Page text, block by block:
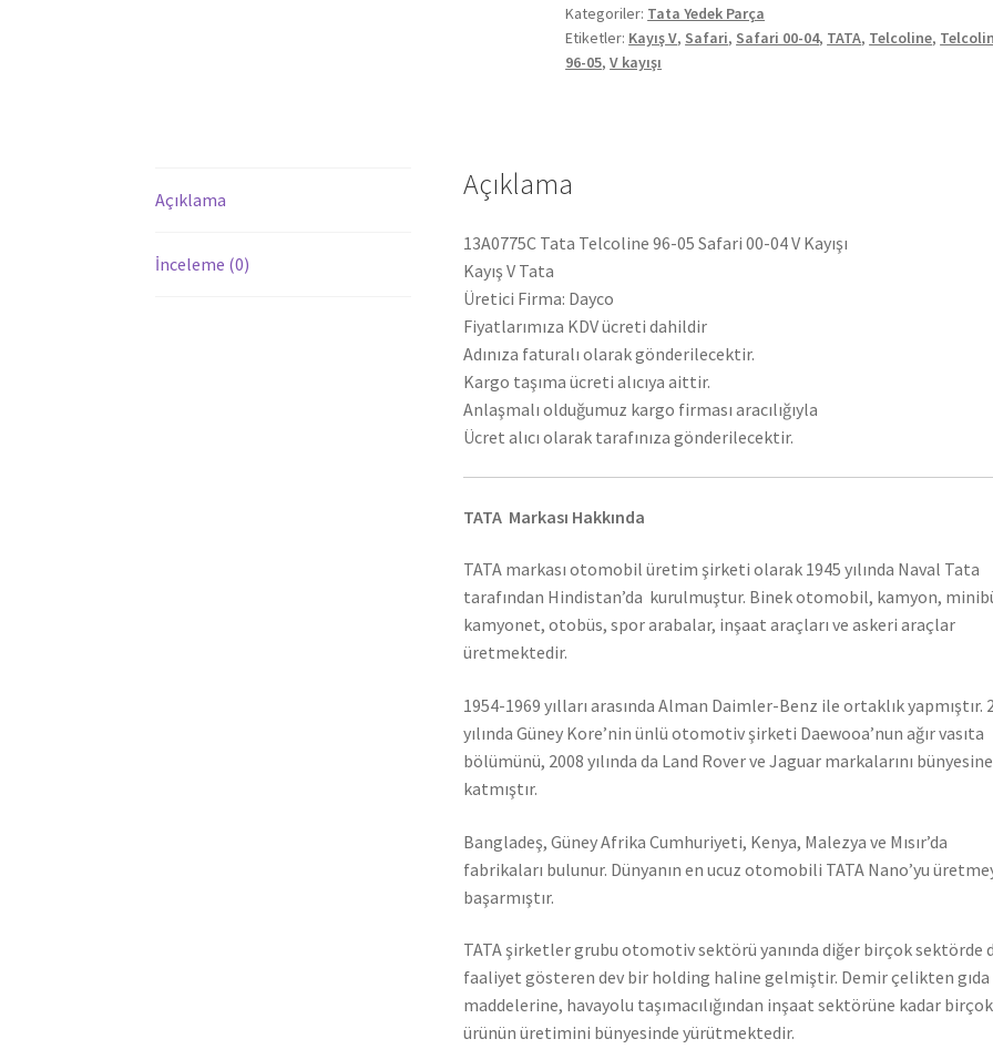
00-
04
V
Kategoriler: Tata Yedek Parça
Etiketler: Kayış V, Safari, Safari 00-04, TATA, Telcoline,
96-05,V kayışı
Açıklama
İnceleme (0)
Açıklama
13A0775C Tata Telcoline 96-05 Safari 00-04 V Kayışı
Kayış V Tata
Üretici Firma: Dayco
Fiyatlarımıza KDV ücreti dahildir
Adınıza faturalı olarak gönderilecektir.
Kargo taşıma ücreti alıcıya aittir.
Anlaşmalı olduğumuz kargo firması aracılığıyla
Ücret alıcı olarak tarafınıza gönderilecektir.
TATA Markası Hakkında
TATA markası otomobil üretim şirketi olarak 1945 yılında Naval Tata
tarafından Hindistan’da kurulmuştur. Binek otomobil, kamyon,
kamyonet, otobüs, spor arabalar, inşaat araçları ve askeri araçlar
üretmektedir.
1954-1969 yılları arasında Alman Daimler-Benz ile ortaklık yapmıştır.
yılında Güney Kore’nin ünlü otomotiv şirketi Daewooa’nun ağır vasıta
bölümünü, 2008 yılında da Land Rover ve Jaguar markalarını bünyesine
katmıştır.
Bangladeş, Güney Afrika Cumhuriyeti, Kenya, Malezya ve Mısır’da
fabrikaları bulunur. Dünyanın en ucuz otomobili TATA Nano’yu
başarmıştır.
TATA şirketler grubu otomotiv sektörü yanında diğer birçok sektörde
faaliyet gösteren dev bir holding haline gelmiştir. Demir çelikten gıda
maddelerine, havayolu taşımacılığından inşaat sektörüne kadar birçok
ürünün üretimini bünyesinde yürütmektedir.